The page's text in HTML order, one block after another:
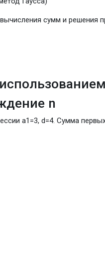
сумм и решения
n
a1 =3, d=4. Сумма